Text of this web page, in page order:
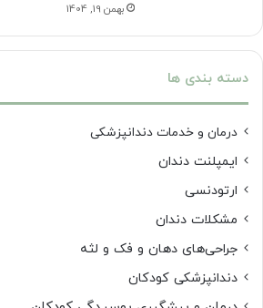
بهمن 19, 1404
دسته بندی ها
درمان‌ و خدمات دندانپزشکی
ایمپلنت دندان
ارتودنسی
مشکلات دندان
جراحی‌های دهان و فک و لثه
دندانپزشکی کودکان